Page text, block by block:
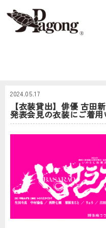
2024.05.17
【衣装貸出】俳優 古田
発表会見の衣装にご着用